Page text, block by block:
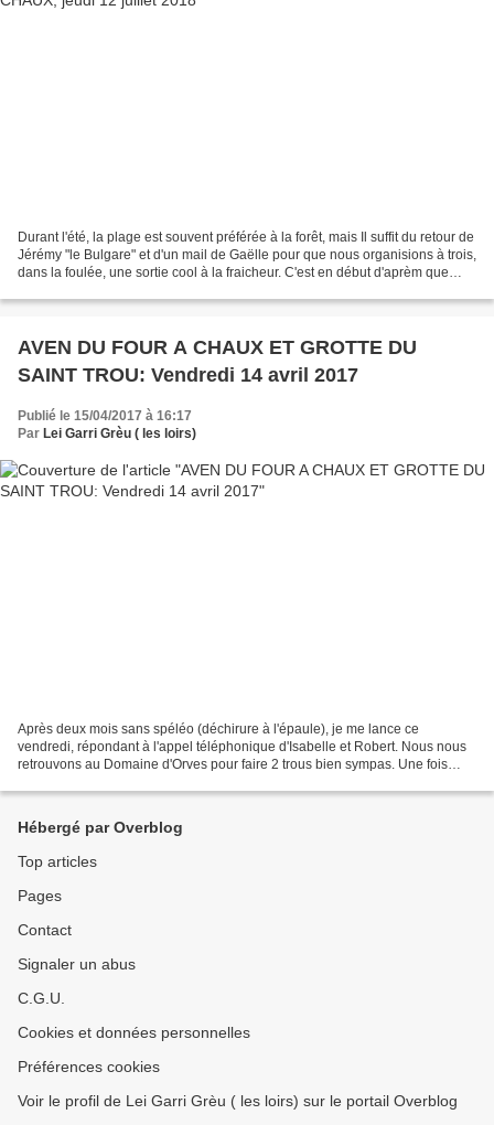
Durant l'été, la plage est souvent préférée à la forêt, mais Il suffit du retour de
Jérémy "le Bulgare" et d'un mail de Gaëlle pour que nous organisions à trois,
dans la foulée, une sortie cool à la fraicheur. C'est en début d'aprèm que
AVEN DU FOUR A CHAUX ET GROTTE DU
SAINT TROU: Vendredi 14 avril 2017
Publié le 15/04/2017 à 16:17
Par Lei Garri Grèu ( les loirs)
Après deux mois sans spéléo (déchirure à l'épaule), je me lance ce
vendredi, répondant à l'appel téléphonique d'Isabelle et Robert. Nous nous
retrouvons au Domaine d'Orves pour faire 2 trous bien sympas. Une fois
Hébergé par Overblog
Top articles
Pages
Contact
Signaler un abus
C.G.U.
Cookies et données personnelles
Préférences cookies
Voir le profil de Lei Garri Grèu ( les loirs) sur le portail Overblog